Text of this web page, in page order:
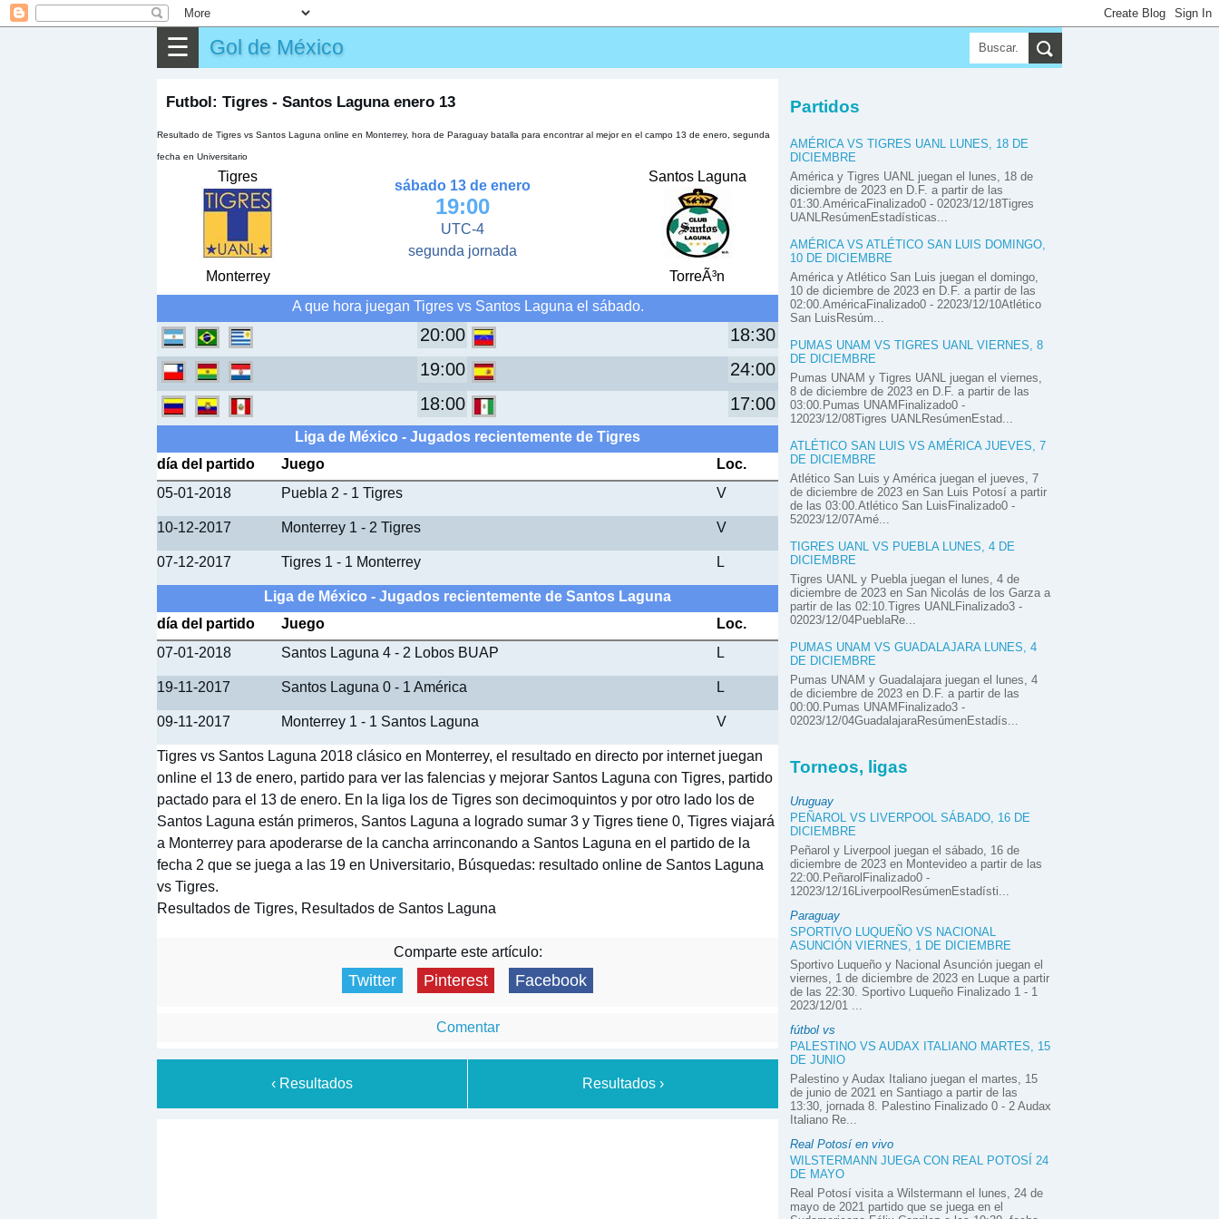
☰ Gol de México
Futbol: Tigres - Santos Laguna enero 13
Resultado de Tigres vs Santos Laguna online en Monterrey, hora de Paraguay batalla para encontrar al mejor en el campo 13 de enero, segunda
fecha en Universitario
Tigres
Monterrey
sábado 13 de enero
19:00
UTC-4
segunda jornada
Santos Laguna
TorreÃ³n
A que hora juegan Tigres vs Santos Laguna el sábado.
20:00
18:30
19:00
24:00
18:00
17:00
Liga de México - Jugados recientemente de Tigres
día del partido
Juego
Loc.
05-01-2018
Puebla 2 - 1 Tigres V
10-12-2017 Monterrey 1 - 2 Tigres V
07-12-2017 Tigres 1 - 1 Monterrey L
Liga de México - Jugados recientemente de Santos Laguna
día del partido
Juego
Loc.
07-01-2018
Santos Laguna 4 - 2 Lobos BUAP L
19-11-2017 Santos Laguna 0 - 1 América L
09-11-2017 Monterrey 1 - 1 Santos Laguna V
Tigres vs Santos Laguna 2018 clásico en Monterrey, el resultado en directo por internet juegan
online el 13 de enero, partido para ver las falencias y mejorar Santos Laguna con Tigres, partido
pactado para el 13 de enero. En la liga los de Tigres son decimoquintos y por otro lado los de
Santos Laguna están primeros, Santos Laguna a logrado sumar 3 y Tigres tiene 0, Tigres viajará
a Monterrey para apoderarse de la cancha arrinconando a Santos Laguna en el partido de la
fecha 2 que se juega a las 19 en Universitario, Búsquedas: resultado online de Santos Laguna
vs Tigres.
Resultados de Tigres, Resultados de Santos Laguna
Comparte este artículo:
Twitter Pinterest Facebook
Comentar
‹ Resultados Resultados ›
Partidos
AMÉRICA VS TIGRES UANL LUNES, 18 DE
DICIEMBRE
América y Tigres UANL juegan el lunes, 18 de
diciembre de 2023 en D.F. a partir de las
01:30.AméricaFinalizado0 - 02023/12/18Tigres
UANLResúmenEstadísticas...
AMÉRICA VS ATLÉTICO SAN LUIS DOMINGO,
10 DE DICIEMBRE
América y Atlético San Luis juegan el domingo,
10 de diciembre de 2023 en D.F. a partir de las
02:00.AméricaFinalizado0 - 22023/12/10Atlético
San LuisResúm...
PUMAS UNAM VS TIGRES UANL VIERNES, 8
DE DICIEMBRE
Pumas UNAM y Tigres UANL juegan el viernes,
8 de diciembre de 2023 en D.F. a partir de las
03:00.Pumas UNAMFinalizado0 -
12023/12/08Tigres UANLResúmenEstad...
ATLÉTICO SAN LUIS VS AMÉRICA JUEVES, 7
DE DICIEMBRE
Atlético San Luis y América juegan el jueves, 7
de diciembre de 2023 en San Luis Potosí a partir
de las 03:00.Atlético San LuisFinalizado0 -
52023/12/07Amé...
TIGRES UANL VS PUEBLA LUNES, 4 DE
DICIEMBRE
Tigres UANL y Puebla juegan el lunes, 4 de
diciembre de 2023 en San Nicolás de los Garza a
partir de las 02:10.Tigres UANLFinalizado3 -
02023/12/04PueblaRe...
PUMAS UNAM VS GUADALAJARA LUNES, 4
DE DICIEMBRE
Pumas UNAM y Guadalajara juegan el lunes, 4
de diciembre de 2023 en D.F. a partir de las
00:00.Pumas UNAMFinalizado3 -
02023/12/04GuadalajaraResúmenEstadís...
Torneos, ligas
Uruguay
PEÑAROL VS LIVERPOOL SÁBADO, 16 DE
DICIEMBRE
Peñarol y Liverpool juegan el sábado, 16 de
diciembre de 2023 en Montevideo a partir de las
22:00.PeñarolFinalizado0 -
12023/12/16LiverpoolResúmenEstadísti...
Paraguay
SPORTIVO LUQUEÑO VS NACIONAL
ASUNCIÓN VIERNES, 1 DE DICIEMBRE
Sportivo Luqueño y Nacional Asunción juegan el
viernes, 1 de diciembre de 2023 en Luque a partir
de las 22:30. Sportivo Luqueño Finalizado 1 - 1
2023/12/01 ...
fútbol vs
PALESTINO VS AUDAX ITALIANO MARTES, 15
DE JUNIO
Palestino y Audax Italiano juegan el martes, 15
de junio de 2021 en Santiago a partir de las
13:30, jornada 8. Palestino Finalizado 0 - 2 Audax
Italiano Re...
Real Potosí en vivo
WILSTERMANN JUEGA CON REAL POTOSÍ 24
DE MAYO
Real Potosí visita a Wilstermann el lunes, 24 de
mayo de 2021 partido que se juega en el
⌕ Buscar
▼
▶ Partidos ▼